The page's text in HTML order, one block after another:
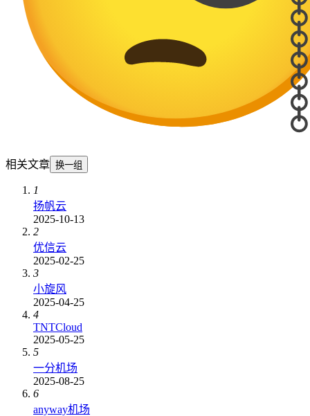
相关文章 换一组
1
扬帆云
2025-10-13
2
优信云
2025-02-25
3
小旋风
2025-04-25
4
TNTCloud
2025-05-25
5
一分机场
2025-08-25
6
anyway机场